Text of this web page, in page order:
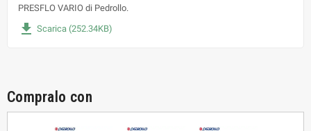
PRESFLO VARIO di Pedrollo.
file_download Scarica (252.34KB)
Compralo con